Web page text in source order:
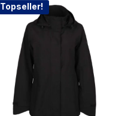
Topseller!